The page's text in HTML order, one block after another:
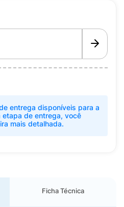
entrega disponíveis para a
etapa de entrega, você
mais detalhada.
Ficha Técnica